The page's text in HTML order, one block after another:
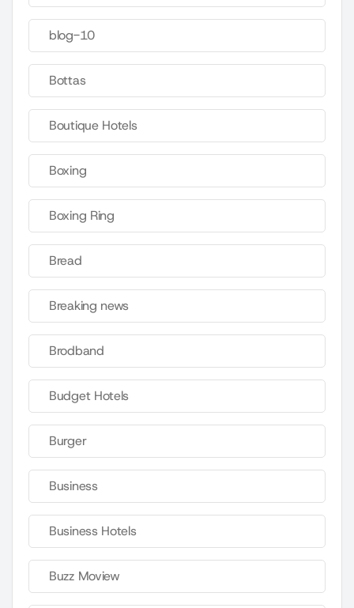
blog-10
Bottas
Boutique Hotels
Boxing
Boxing Ring
Bread
Breaking news
Brodband
Budget Hotels
Burger
Business
Business Hotels
Buzz Moview